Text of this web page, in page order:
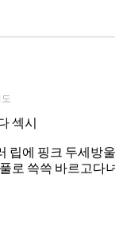
섹시
립에 핑크 두세방
로 쓱쓱 바르고다